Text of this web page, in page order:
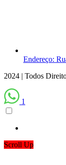
Endereço:
2024 | Todos
1
Scroll Up